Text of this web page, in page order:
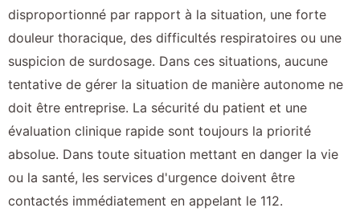
disproportionné par rapport à la situation, une forte
douleur thoracique, des difficultés respiratoires ou une
suspicion de surdosage. Dans ces situations, aucune
tentative de gérer la situation de manière autonome ne
doit être entreprise. La sécurité du patient et une
évaluation clinique rapide sont toujours la priorité
absolue. Dans toute situation mettant en danger la vie
ou la santé, les services d'urgence doivent être
contactés immédiatement en appelant le 112.